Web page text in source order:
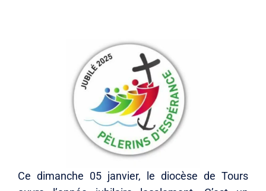
Ce dimanche 05 janvier, le diocèse de Tours